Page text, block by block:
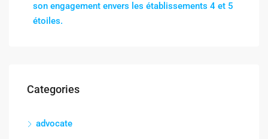
son engagement envers les établissements 4 et 5
étoiles.
Categories
advocate